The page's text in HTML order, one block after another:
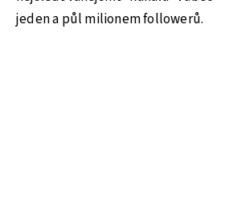
jeden a půl milionem followerů.